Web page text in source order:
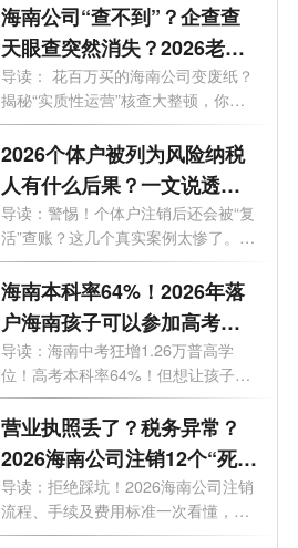
海南公司“查不到”？企查查
天眼查突然消失？2026老板
必看的工商屏蔽避坑与解除
指南！
导读： 花百万买的海南公司变废纸？
揭秘“实质性运营”核查大整顿，你
的...
2026个体户被列为风险纳税
人有什么后果？一文说透原
因与解除办法
导读：警惕！个体户注销后还会被“复
活”查账？这几个真实案例太惨了。
最...
海南本科率64%！2026年落
户海南孩子可以参加高考
吗？答案来了！
导读：海南中考狂增1.26万普高学
位！高考本科率64%！但想让孩子来
海南高考...
营业执照丢了？税务异常？
2026海南公司注销12个“死
结”一次性解开，海南老板速
藏！
导读：拒绝踩坑！2026海南公司注销
流程、手续及费用标准一次看懂，少
走弯...